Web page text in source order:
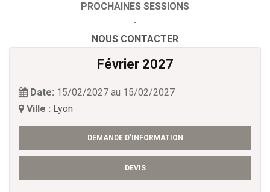
PROCHAINES SESSIONS
-
NOUS CONTACTER
Février 2027
Date: 15/02/2027 au 15/02/2027
Ville : Lyon
DEMANDE D’INFORMATION
DEVIS